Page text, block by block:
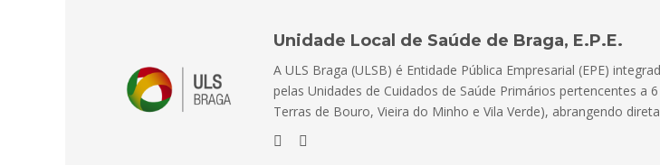
Unidade Local de Saúde de Braga, E.P.E.
A ULS Braga (ULSB) é Entidade Pública Empresarial (EPE)
pelas Unidades de Cuidados de Saúde Primários pertencentes
Terras de Bouro, Vieira do Minho e Vila Verde), abrangendo